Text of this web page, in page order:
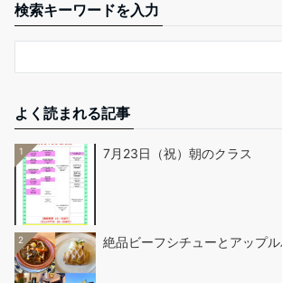
検索キーワードを入力
よく読まれる記事
1 7月23日（祝）朝のクラス
2 絶品ビーフシチューとアップル